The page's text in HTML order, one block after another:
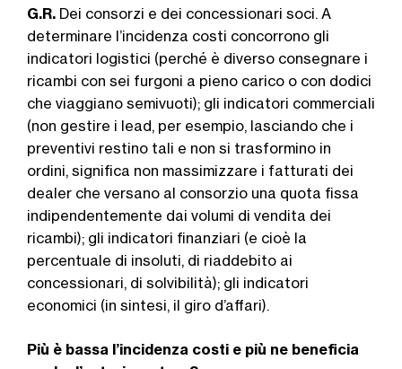
G.R. Dei consorzi e dei concessionari soci. A
determinare l’incidenza costi con­corrono gli
indicatori logistici (perché è diverso consegnare i
ricambi con sei fur­goni a pieno carico o con dodici
che viaggiano semivuoti); gli indicatori com­merciali
(non gestire i lead, per esempio, lasciando che i
preventivi restino tali e non si trasformino in
ordini, significa non massimizzare i fatturati dei
dealer che versano al consorzio una quota fissa
in­dipendentemente dai volumi di vendita dei
ricambi); gli indicatori finanziari (e cioè la
percentuale di insoluti, di riaddebito ai
concessionari, di solvibilità); gli indica­tori
economici (in sintesi, il giro d’affari).
Più è bassa l’incidenza costi e più ne beneficia